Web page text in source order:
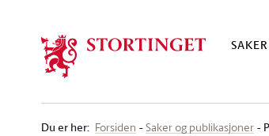
SAKER
Du er her: Forsiden Saker og publikasjoner